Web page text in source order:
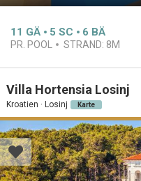
11 GÄ 5 SC 6 BÄ
PR. POOL STRAND: 8M
Villa Hortensia Losinj
Kroatien · Losinj Karte